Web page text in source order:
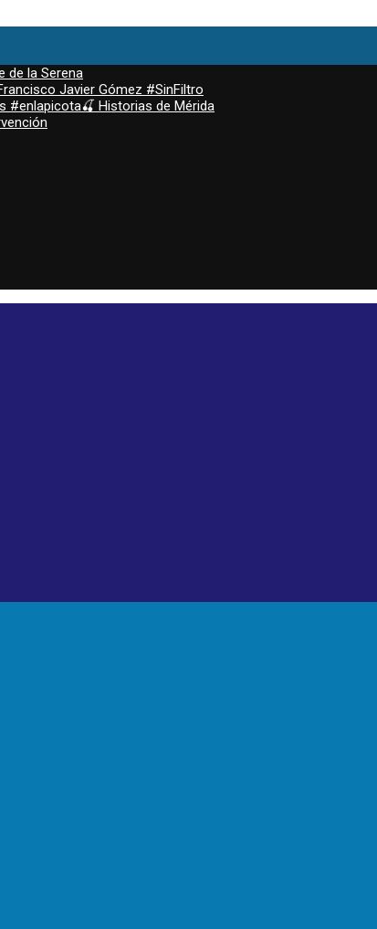
de la Serena
Javier Gómez #SinFiltro
#enlapicota🍒 Historias de Mérida